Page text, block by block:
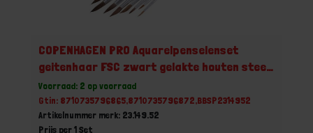
COPENHAGEN PRO Aquarelpenselenset
geitenhaar FSC zwart gelakte houten steel
gr. 1-12 12x
Voorraad: 2 op voorraad
Gtin: 8710735796865,8710735796872,BBSP2314952
Artikelnummer merk: 23.149.52
Prijs per 1 Set